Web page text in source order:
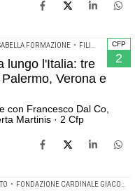
CFP
2
FORMAZIONE • FILIPPO BRICOLO
lungo l'Italia: tre
Verona e
con Francesco Dal Co,
Martinis · 2 Cfp
• FONDAZIONE CARDINALE GIACOMO LERCARO